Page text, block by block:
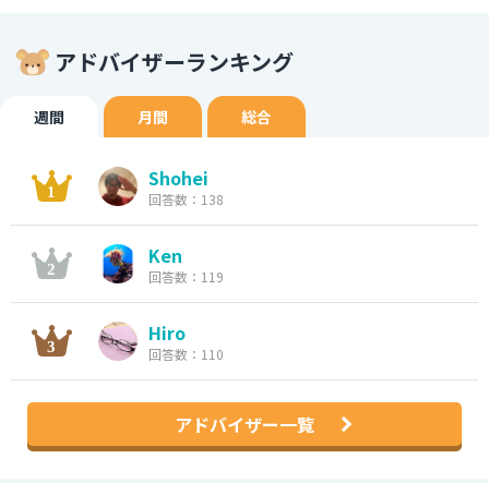
アドバイザーランキング
週間 月間 総合
Shohei
回答数：138
Ken
回答数：119
Hiro
回答数：110
アドバイザー一覧